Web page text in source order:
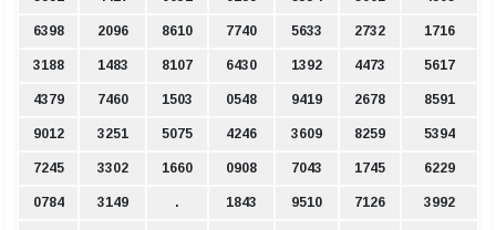
6398 2096 8610 7740 5633 2732 1716
3188 1483 8107 6430 1392 4473 5617
4379 7460 1503 0548 9419 2678 8591
9012 3251 5075 4246 3609 8259 5394
7245 3302 1660 0908 7043 1745 6229
0784 3149 . 1843 9510 7126 3992